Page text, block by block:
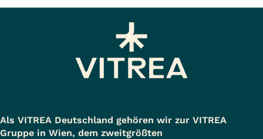
Als VITREA Deutschland gehören wir zur VITREA
Gruppe in Wien, dem zweitgrößten